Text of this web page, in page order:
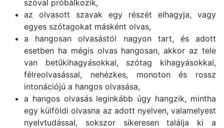
szóval próbálkozik,
az olvasott szavak egy részét elhagyja, vagy
egyes szótagokat másként olvas,
a hangosan olvasástól nagyon tart, és adott
esetben ha mégis olvas hangosan, akkor az tele
van betűkihagyásokkal, szótag kihagyásokkal,
félreolvasással, nehézkes, monoton és rossz
intonációjú a hangos olvasása,
a hangos olvasás leginkább úgy hangzik, mintha
egy külföldi olvasna az adott nyelven, valamelyest
nyelvtudással, sokszor sikeresen találja ki a